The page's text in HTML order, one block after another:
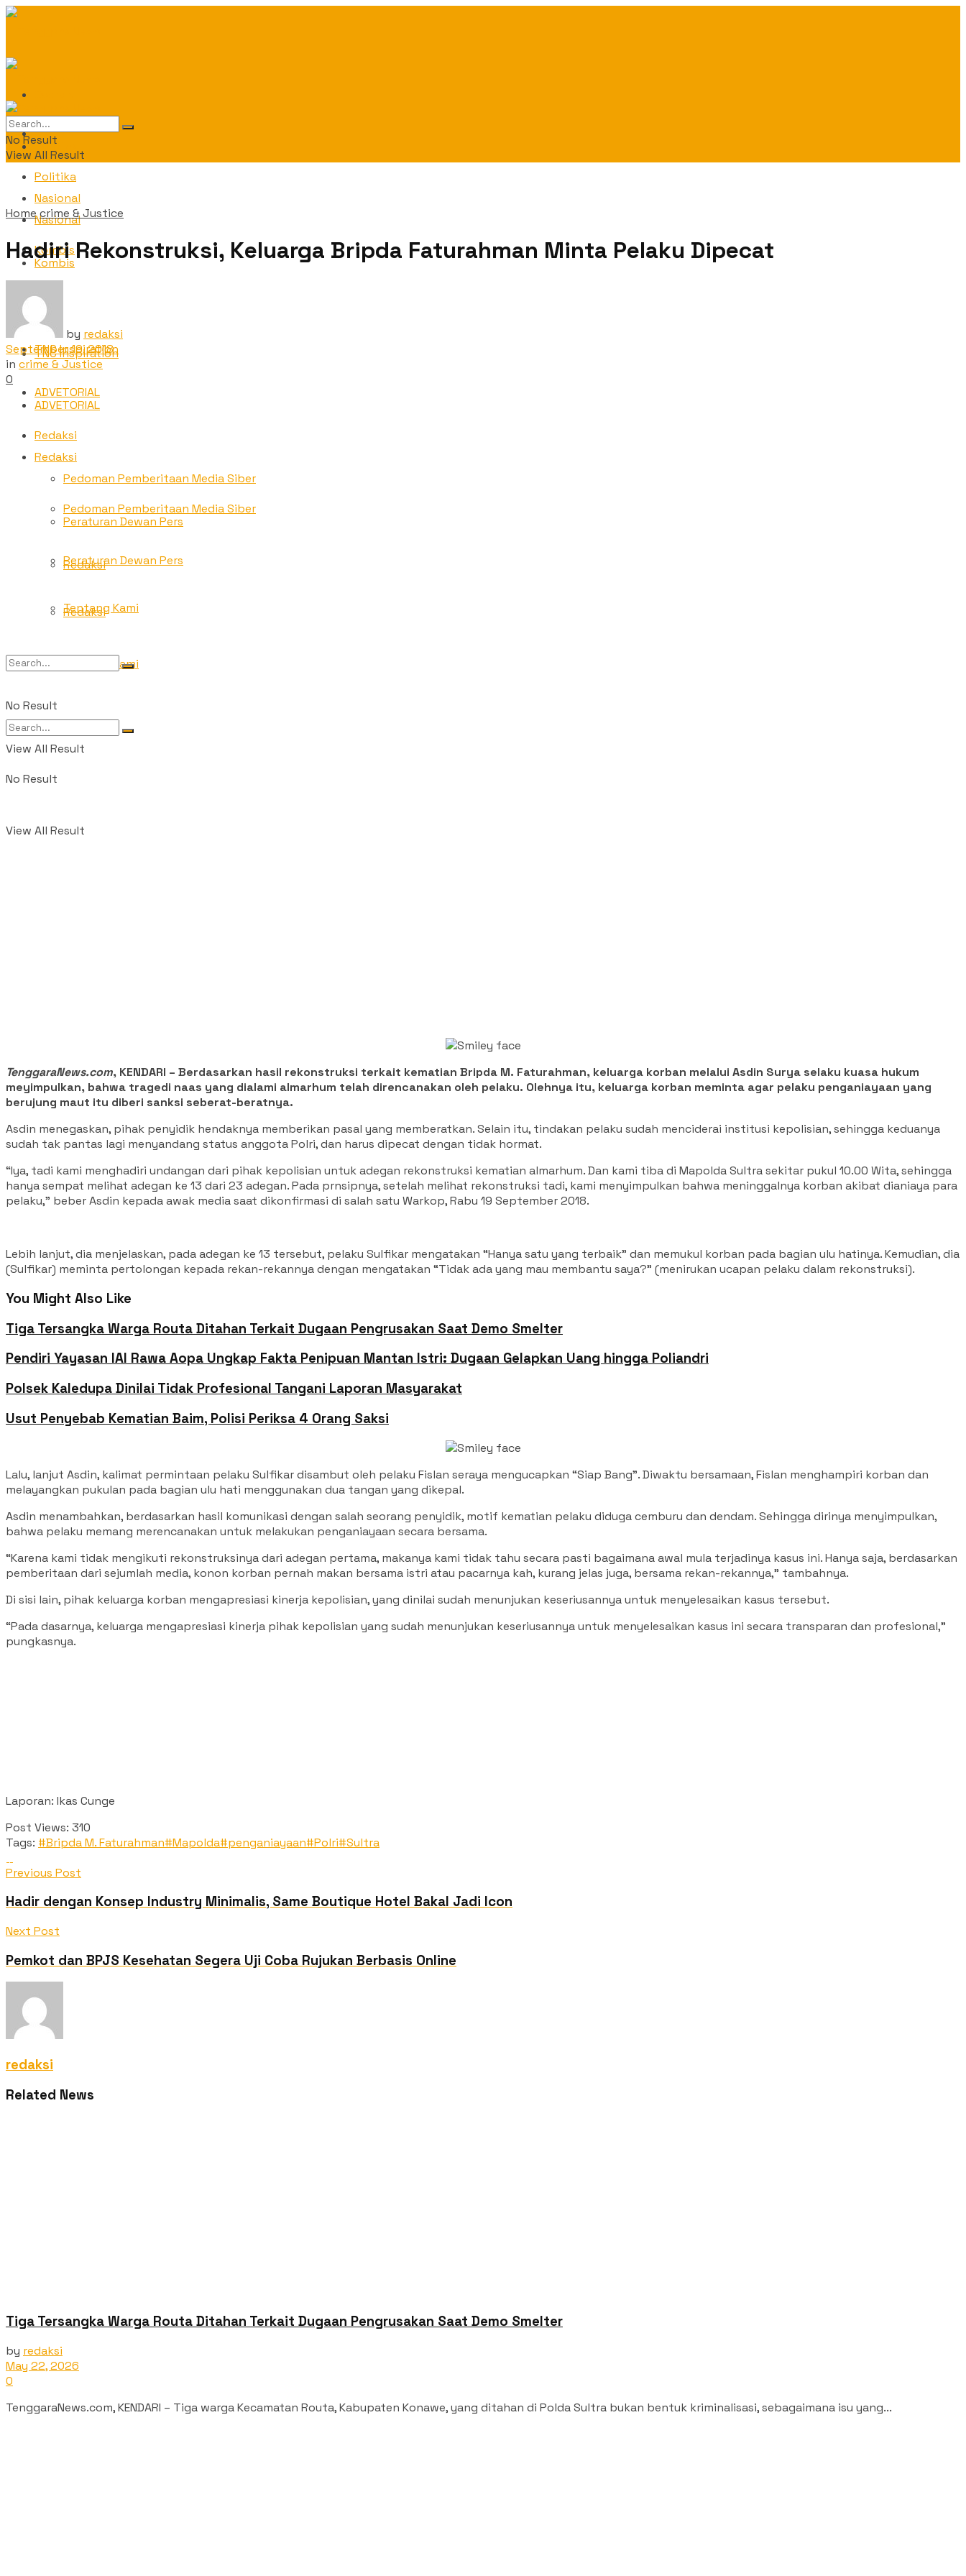
Politika
Nasional
Kombis
OPINI
TNC Inspiration
ADVETORIAL
Redaksi
Pedoman Pemberitaan Media Siber
Peraturan Dewan Pers
Redaksi
Tentang Kami
No Result
View All Result
Daerah
Politika
Nasional
Kombis
OPINI
TNC Inspiration
ADVETORIAL
Redaksi
Pedoman Pemberitaan Media Siber
Peraturan Dewan Pers
Redaksi
Tentang Kami
No Result
View All Result
No Result
View All Result
Homecrime & Justice
Hadiri Rekonstruksi, Keluarga Bripda Faturahman Minta Pelaku Dipecat
by redaksi
September 19, 2018
in crime & Justice
0
TenggaraNews.com, KENDARI – Berdasarkan hasil rekonstruksi terkait kematian Bripda M. Faturahman, keluarga korban melalui Asdin Surya selaku kuasa hukum
meyimpulkan, bahwa tragedi naas yang dialami almarhum telah direncanakan oleh pelaku. Olehnya itu, keluarga korban meminta agar pelaku penganiayaan yang
berujung maut itu diberi sanksi seberat-beratnya.
Asdin menegaskan, pihak penyidik hendaknya memberikan pasal yang memberatkan. Selain itu, tindakan pelaku sudah menciderai institusi kepolisian, sehingga keduanya
sudah tak pantas lagi menyandang status anggota Polri, dan harus dipecat dengan tidak hormat.
“Iya, tadi kami menghadiri undangan dari pihak kepolisian untuk adegan rekonstruksi kematian almarhum. Dan kami tiba di Mapolda Sultra sekitar pukul 10.00 Wita, sehingga
hanya sempat melihat adegan ke 13 dari 23 adegan. Pada prnsipnya, setelah melihat rekonstruksi tadi, kami menyimpulkan bahwa meninggalnya korban akibat dianiaya para
pelaku,” beber Asdin kepada awak media saat dikonfirmasi di salah satu Warkop, Rabu 19 September 2018.
Lebih lanjut, dia menjelaskan, pada adegan ke 13 tersebut, pelaku Sulfikar mengatakan “Hanya satu yang terbaik” dan memukul korban pada bagian ulu hatinya. Kemudian, dia
(Sulfikar) meminta pertolongan kepada rekan-rekannya dengan mengatakan “Tidak ada yang mau membantu saya?” (menirukan ucapan pelaku dalam rekonstruksi).
You Might Also Like
Tiga Tersangka Warga Routa Ditahan Terkait Dugaan Pengrusakan Saat Demo Smelter
Pendiri Yayasan IAI Rawa Aopa Ungkap Fakta Penipuan Mantan Istri: Dugaan Gelapkan Uang hingga Poliandri
Polsek Kaledupa Dinilai Tidak Profesional Tangani Laporan Masyarakat
Usut Penyebab Kematian Baim, Polisi Periksa 4 Orang Saksi
Lalu, lanjut Asdin, kalimat permintaan pelaku Sulfikar disambut oleh pelaku Fislan seraya mengucapkan “Siap Bang”. Diwaktu bersamaan, Fislan menghampiri korban dan
melayangkan pukulan pada bagian ulu hati menggunakan dua tangan yang dikepal.
Asdin menambahkan, berdasarkan hasil komunikasi dengan salah seorang penyidik, motif kematian pelaku diduga cemburu dan dendam. Sehingga dirinya menyimpulkan,
bahwa pelaku memang merencanakan untuk melakukan penganiayaan secara bersama.
“Karena kami tidak mengikuti rekonstruksinya dari adegan pertama, makanya kami tidak tahu secara pasti bagaimana awal mula terjadinya kasus ini. Hanya saja, berdasarkan
pemberitaan dari sejumlah media, konon korban pernah makan bersama istri atau pacarnya kah, kurang jelas juga, bersama rekan-rekannya,” tambahnya.
Di sisi lain, pihak keluarga korban mengapresiasi kinerja kepolisian, yang dinilai sudah menunjukan keseriusannya untuk menyelesaikan kasus tersebut.
“Pada dasarnya, keluarga mengapresiasi kinerja pihak kepolisian yang sudah menunjukan keseriusannya untuk menyelesaikan kasus ini secara transparan dan profesional,”
pungkasnya.
Laporan: Ikas Cunge
Post Views: 310
Tags: #Bripda M. Faturahman#Mapolda#penganiayaan#Polri#Sultra
Previous Post
Hadir dengan Konsep Industry Minimalis, Same Boutique Hotel Bakal Jadi Icon
Next Post
Pemkot dan BPJS Kesehatan Segera Uji Coba Rujukan Berbasis Online
redaksi
Related News
Tiga Tersangka Warga Routa Ditahan Terkait Dugaan Pengrusakan Saat Demo Smelter
by redaksi
May 22, 2026
0
TenggaraNews.com, KENDARI – Tiga warga Kecamatan Routa, Kabupaten Konawe, yang ditahan di Polda Sultra bukan bentuk kriminalisasi, sebagaimana isu yang...